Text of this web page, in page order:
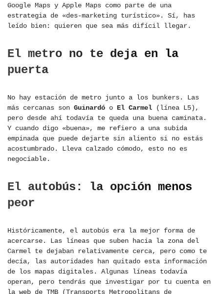
Google Maps y Apple Maps como parte de una
estrategia de «des-marketing turístico». Sí, has
leído bien: quieren que sea más difícil llegar.
El metro no te deja en la
puerta
No hay estación de metro junto a los bunkers. Las
más cercanas son Guinardó o El Carmel (línea L5),
pero desde ahí todavía te queda una buena caminata.
Y cuando digo «buena», me refiero a una subida
empinada que puede dejarte sin aliento si no estás
acostumbrado. Lleva calzado cómodo, esto no es
negociable.
El autobús: la opción menos
peor
Históricamente, el autobús era la mejor forma de
acercarse. Las líneas que suben hacia la zona del
Carmel te dejaban relativamente cerca, pero como te
decía, las autoridades han quitado esta información
de los mapas digitales. Algunas líneas todavía
operan, pero tendrás que investigar por tu cuenta en
la web de TMB (Transports Metropolitans de